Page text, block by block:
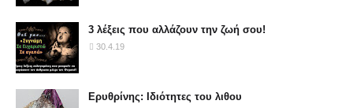
3 λέξεις που αλλάζουν την ζωή σου!
30.4.19
Ερυθρίνης: Ιδιότητες του λιθου